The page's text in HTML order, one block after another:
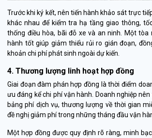
Trước khi ký kết, nên tiến hành khảo sát trực
khác nhau để kiểm tra hạ tầng giao thông,
thống điều hòa, bãi đỗ xe và an ninh. Một tòa
hành tốt giúp giảm thiểu rủi ro gián đoạn,
khoản chi phí phát sinh ngoài dự kiến.
4. Thương lượng linh hoạt hợp đồng
Giai đoạn đàm phán hợp đồng là thời điểm
ưu đáng kể chi phí vận hành. Doanh nghiệp
bảng phí dịch vụ, thương lượng về thời gian
đề nghị giảm phí trong những tháng đầu vận
Một hợp đồng được quy định rõ ràng, minh